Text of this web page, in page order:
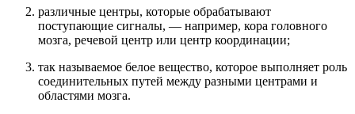
различные центры, которые обрабатывают
поступающие сигналы, — например, кора головного
мозга, речевой центр или центр координации;
так называемое белое вещество, которое выполняет роль
соединительных путей между разными центрами и
областями мозга.